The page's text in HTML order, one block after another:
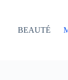
BEAUTÉ